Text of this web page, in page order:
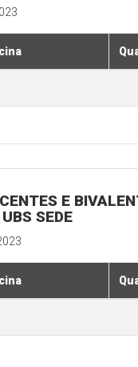
E
SEDE